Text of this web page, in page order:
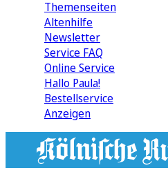
Themenseiten
Altenhilfe
Newsletter
Service FAQ
Online Service
Hallo Paula!
Bestellservice
Anzeigen